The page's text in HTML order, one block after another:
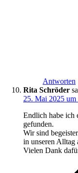
Antworten
Rita Schröder
25. Mai 2025
Endlich habe ich
gefunden.
Wir sind
in unseren Alltag
Vielen Dank